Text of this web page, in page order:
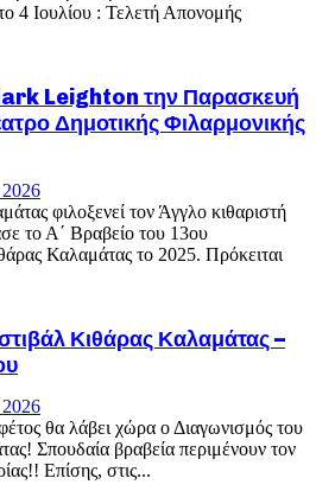
4 Ιουλίου : Τελετή Απονομής
Leighton την Παρασκευή
Δημοτικής Φιλαρμονικής
2026
φιλοξενεί τον Άγγλο κιθαριστή
το Α΄ Βραβείο του 13ου
Καλαμάτας το 2025. Πρόκειται
Κιθάρας Καλαμάτας –
2026
θα λάβει χώρα ο Διαγωνισμός του
Σπουδαία βραβεία περιμένουν τον
Επίσης, στις...